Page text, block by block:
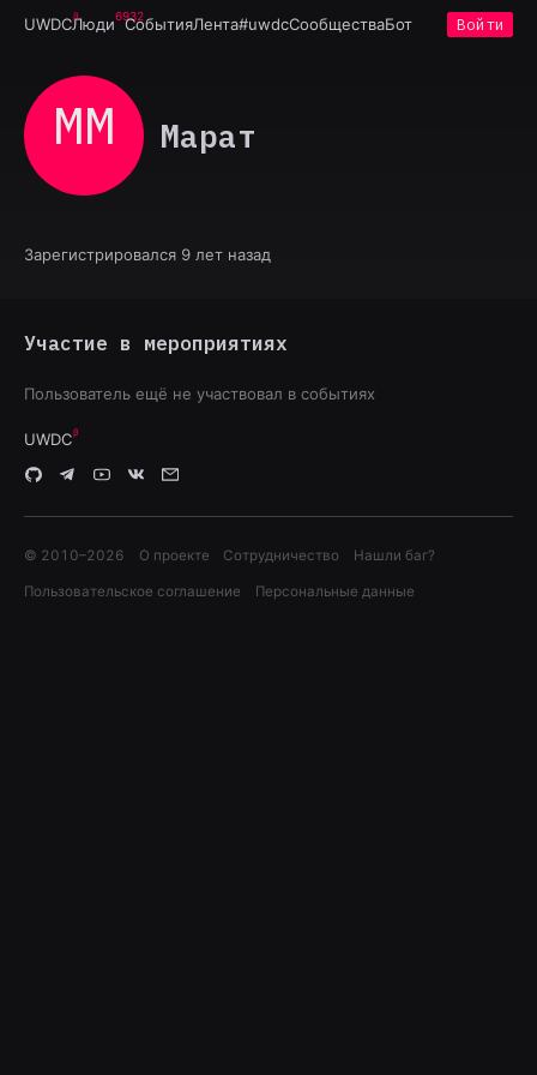
UWDCЛюди6932
СобытияЛента#uwdcСообществаБот Войти
ММ Марат
Зарегистрировался 9 лет назад
Участие в мероприятиях
Пользователь ещё не участвовал в событиях
UWDC
© 2010–2026 О проекте Сотрудничество Нашли баг?
Пользовательское соглашение Персональные данные